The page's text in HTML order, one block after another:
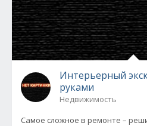
Интерьерный
руками
Недвижимость
Самое сложное в ремонте –